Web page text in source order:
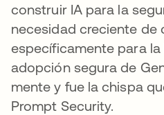
construir IA para la
necesidad creciente de
específicamente para la
adopción segura de
mente y fue la chispa
Prompt Security.